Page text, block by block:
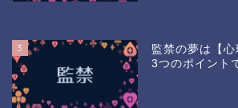
3
監禁の夢は【心
3つのポイント